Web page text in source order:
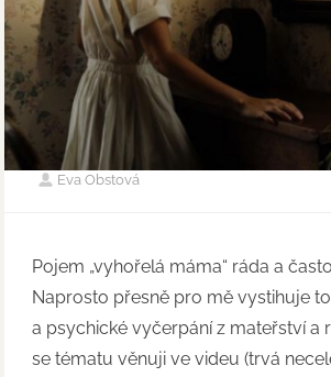
Eva Obstová
Pojem „vyhořelá máma“ ráda a
Naprosto přesně pro mě vystihuje
a psychické vyčerpání z mateřství a
se tématu věnuji ve videu (trvá